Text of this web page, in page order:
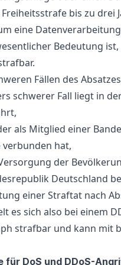
bis zu drei
eine
Bedeutung
Fällen des
schwerer Fall liegt in
als Mitglied einer
hat,
der
Deutschland
einer Straftat nach
es sich also bei einem
strafbar und kann mit
für DoS und DDoS-